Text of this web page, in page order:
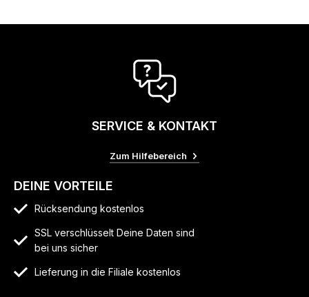
SERVICE & KONTAKT
Zum Hilfebereich
DEINE VORTEILE
Rücksendung kostenlos
SSL verschlüsselt Deine Daten sind
bei uns sicher
Lieferung in die Filiale kostenlos